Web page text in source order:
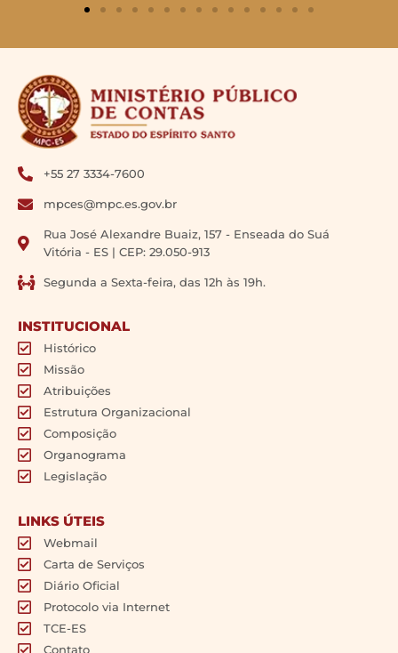
+55 27 3334-7600
mpces@mpc.es.gov.br
Rua José Alexandre Buaiz, 157 - Enseada do Suá
Vitória - ES | CEP: 29.050-913
Segunda a Sexta-feira, das 12h às 19h.
INSTITUCIONAL
Histórico
Missão
Atribuições
Estrutura Organizacional
Composição
Organograma
Legislação
LINKS ÚTEIS
Webmail
Carta de Serviços
Diário Oficial
Protocolo via Internet
TCE-ES
Contato